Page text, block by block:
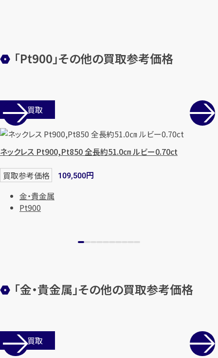
「Pt900」その他の買取参考価格
店舗買取
ネックレス Pt900,Pt850 全長約51.0㎝ ルビー0.70ct
買取参考価格 109,500円
金・貴金属
Pt900
「金・貴金属」その他の買取参考価格
店舗買取